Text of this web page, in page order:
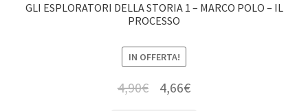
GLI ESPLORATORI DELLA STORIA 1 – MARCO POLO – IL
PROCESSO
IN OFFERTA!
4,90€ 4,66€